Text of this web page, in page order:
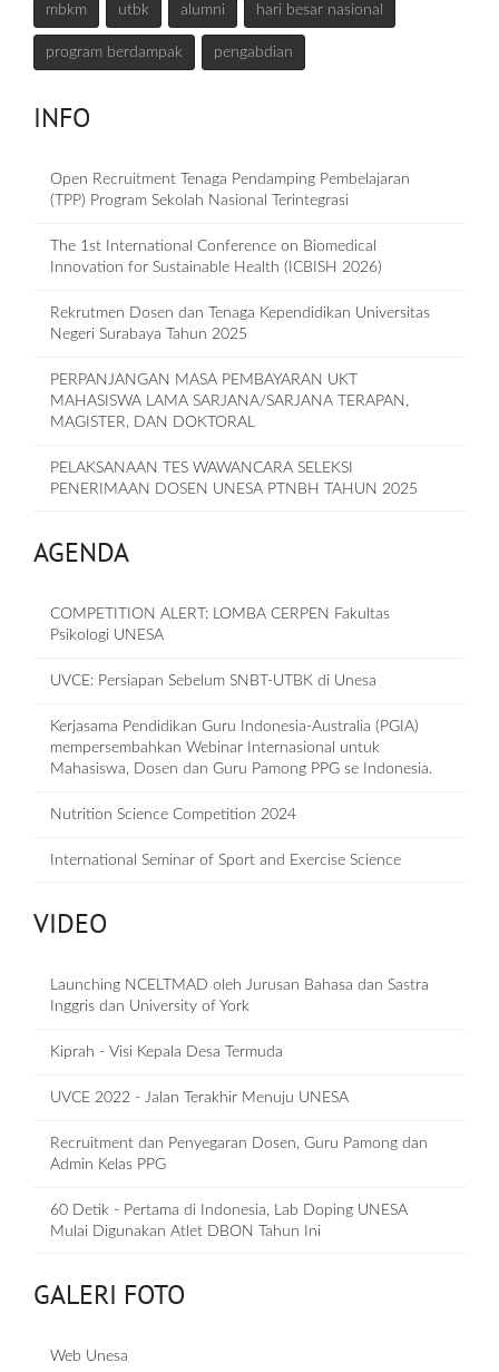
mbkm utbk alumni hari besar nasional
program berdampak pengabdian
INFO
Open Recruitment Tenaga Pendamping Pembelajaran
(TPP) Program Sekolah Nasional Terintegrasi
The 1st International Conference on Biomedical
Innovation for Sustainable Health (ICBISH 2026)
Rekrutmen Dosen dan Tenaga Kependidikan Universitas
Negeri Surabaya Tahun 2025
PERPANJANGAN MASA PEMBAYARAN UKT
MAHASISWA LAMA SARJANA/SARJANA TERAPAN,
MAGISTER, DAN DOKTORAL
PELAKSANAAN TES WAWANCARA SELEKSI
PENERIMAAN DOSEN UNESA PTNBH TAHUN 2025
AGENDA
COMPETITION ALERT: LOMBA CERPEN Fakultas
Psikologi UNESA
UVCE: Persiapan Sebelum SNBT-UTBK di Unesa
Kerjasama Pendidikan Guru Indonesia-Australia (PGIA)
mempersembahkan Webinar Internasional untuk
Mahasiswa, Dosen dan Guru Pamong PPG se Indonesia.
Nutrition Science Competition 2024
International Seminar of Sport and Exercise Science
VIDEO
Launching NCELTMAD oleh Jurusan Bahasa dan Sastra
Inggris dan University of York
Kiprah - Visi Kepala Desa Termuda
UVCE 2022 - Jalan Terakhir Menuju UNESA
Recruitment dan Penyegaran Dosen, Guru Pamong dan
Admin Kelas PPG
60 Detik - Pertama di Indonesia, Lab Doping UNESA
Mulai Digunakan Atlet DBON Tahun Ini
GALERI FOTO
Web Unesa